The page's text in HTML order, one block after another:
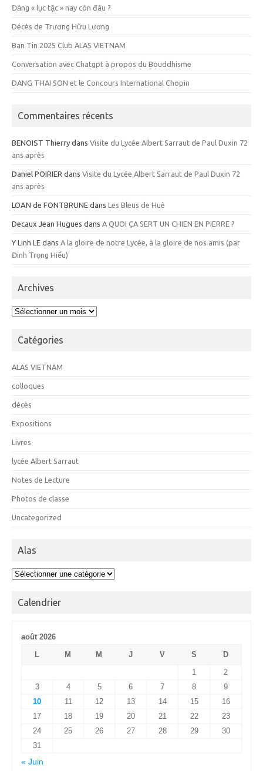
Đảng « lục tặc » nay còn đâu ?
Décès de Trương Hữu Lương
Ban Tin 2025 Club ALAS VIETNAM
Conversation avec Chatgpt à propos du Bouddhisme
DANG THAI SON et le Concours International Chopin
Commentaires récents
BENOIST Thierry dans Visite du Lycée Albert Sarraut de Paul Duxin 72
ans après
Daniel POIRIER dans Visite du Lycée Albert Sarraut de Paul Duxin 72
ans après
LOAN de FONTBRUNE dans Les Bleus de Huê
Decaux Jean Hugues dans A QUOI ÇA SERT UN CHIEN EN PIERRE ?
Y Linh LE dans A la gloire de notre Lycée, à la gloire de nos amis (par
Đinh Trọng Hiếu)
Archives
Archives
Catégories
ALAS VIETNAM
colloques
décès
Expositions
Livres
lycée Albert Sarraut
Notes de Lecture
Photos de classe
Uncategorized
Alas
Alas
Calendrier
août 2026
L
M M J V S
D
1
2
3
4 5 6 7 8
9
10
11 12 13 14 15
16
17
18 19 20 21 22
23
24
25 26 27 28 29
30
31
« Juin